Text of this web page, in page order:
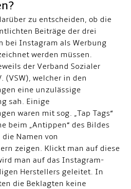
zu entscheiden, ob die
Beiträge der drei
bei Instagram als Werbung
werden müssen.
der Verband Sozialer
(VSW), welcher in den
eine unzulässige
sah. Einige
waren mit sog. „Tap Tags“
beim „Antippen“ des Bildes
Namen von
zeigen. Klickt man auf diese
man auf das Instagram-
Herstellers geleitet. In
die Beklagten keine